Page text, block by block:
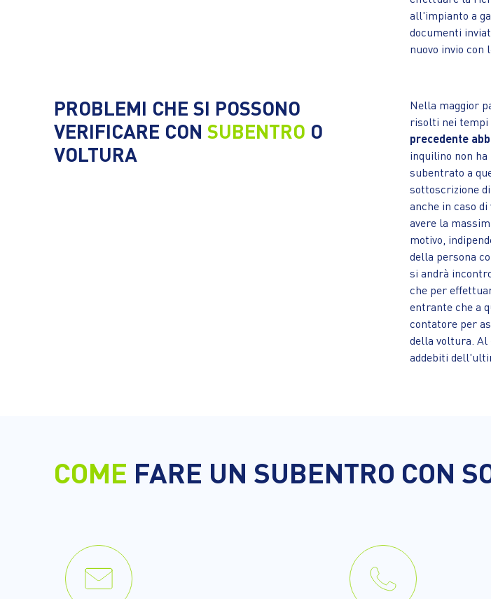
all'impianto a
documenti
nuovo invio con
PROBLEMI CHE SI POSSONO
VERIFICARE CON SUBENTRO O
VOLTURA
Nella maggior
risolti nei tempi
precedente
inquilino non
subentrato a
sottoscrizione
anche in caso
avere la
motivo,
della persona
si andrà
che per
entrante che a
contatore per
della voltura.
addebiti
COME FARE UN SUBENTRO CON